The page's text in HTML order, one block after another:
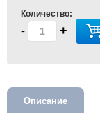
Количество:
- +
Описание